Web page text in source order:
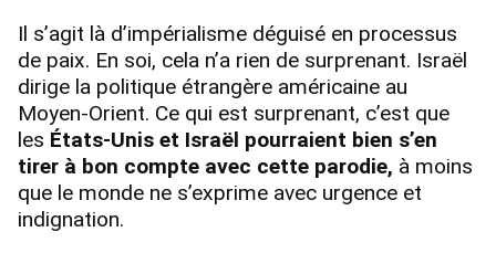
Il s’agit là d’impérialisme déguisé en processus
de paix. En soi, cela n’a rien de surprenant. Israël
dirige la politique étrangère américaine au
Moyen-Orient. Ce qui est surprenant, c’est que
les États-Unis et Israël pourraient bien s’en
tirer à bon compte avec cette parodie, à moins
que le monde ne s’exprime avec urgence et
indignation.